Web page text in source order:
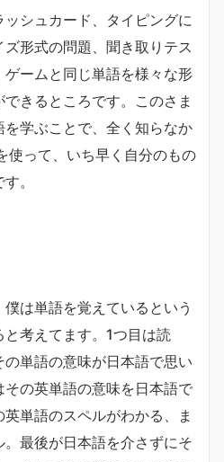
シュカード、タイピングに
形式の問題、聞き取りテス
ゲームと同じ単語を様々な形
きるところです。このさま
学ぶことで、全く知らなか
使って、いち早く自分のもの
。
は単語を覚えているという
考えてます。1つ目は読
単語の意味が日本語で思い
の英単語の意味を日本語で
単語のスペルがわかる、ま
最後が日本語を介さずにそ